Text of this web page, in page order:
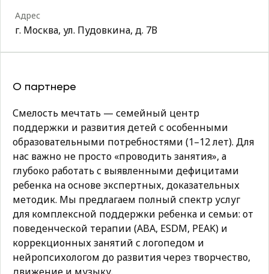
Адрес
г. Москва, ул. Пудовкина, д. 7В
О партнере
Смелость мечтать — семейный центр
поддержки и развития детей с особенными
образовательными потребностями (1–12 лет). Для
нас важно не просто «проводить занятия», а
глубоко работать с выявленными дефицитами
ребенка на основе экспертных, доказательных
методик. Мы предлагаем полный спектр услуг
для комплексной поддержки ребенка и семьи: от
поведенческой терапии (ABA, ESDM, PEAK) и
коррекционных занятий с логопедом и
нейропсихологом до развития через творчество,